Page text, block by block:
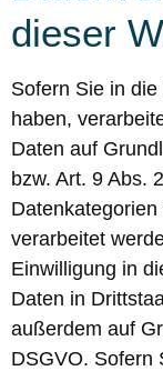
dieser
Sofern Sie in
haben,
Daten auf
bzw. Art. 9 Abs.
verarbeitet
Einwilligung in
Daten in
außerdem auf
DSGVO. Sofern